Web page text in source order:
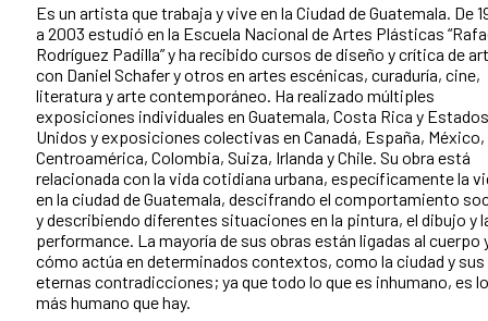
Es un artista que trabaja y vive en la Ciudad de Guatemala. De
a 2003 estudió en la Escuela Nacional de Artes Plásticas
Rodríguez Padilla” y ha recibido cursos de diseño y crítica de
con Daniel Schafer y otros en artes escénicas, curaduría, cine,
literatura y arte contemporáneo. Ha realizado múltiples
exposiciones individuales en Guatemala, Costa Rica y Estados
Unidos y exposiciones colectivas en Canadá, España, México,
Centroamérica, Colombia, Suiza, Irlanda y Chile. Su obra está
relacionada con la vida cotidiana urbana, específicamente la
en la ciudad de Guatemala, descifrando el comportamiento
y describiendo diferentes situaciones en la pintura, el dibujo y
performance. La mayoría de sus obras están ligadas al cuerpo
cómo actúa en determinados contextos, como la ciudad y sus
eternas contradicciones; ya que todo lo que es inhumano, es lo
más humano que hay.